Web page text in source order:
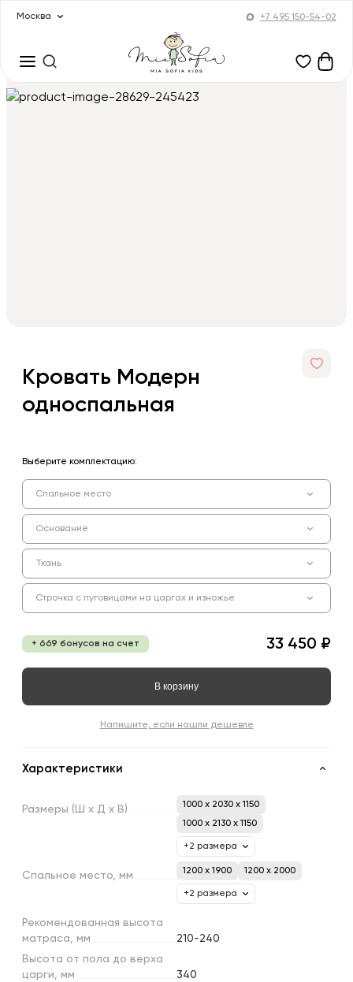
Москва +7 495 150-54-02
Кровать Модерн
односпальная
Выберите комплектацию:
Спальное место
Основание
Ткань
Строчка с пуговицами на царгах и изножье
+ 669 бонусов на счет 33 450 ₽
В корзину
Напишите, если нашли дешевле
Характеристики
Размеры (Ш х Д х В)
1000 x 2030 x 1150
1000 x 2130 x 1150
+2 размера
Спальное место, мм 1200 х 1900 1200 х 2000
+2 размера
Рекомендованная высота
матраса, мм
210-240
Высота от пола до верха
царги, мм
340